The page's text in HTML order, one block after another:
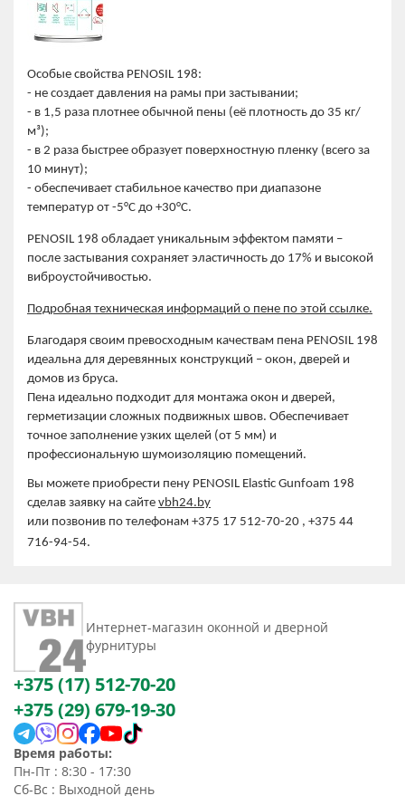
Особые свойства PENOSIL 198:
- не создает давления на рамы при застывании;
- в 1,5 раза плотнее обычной пены (её плотность до 35 кг/
м³);
- в 2 раза быстрее образует поверхностную пленку (всего за
10 минут);
- обеспечивает стабильное качество при диапазоне
температур от -5°C до +30°C.
PENOSIL 198 обладает уникальным эффектом памяти –
после застывания сохраняет эластичность до 17% и высокой
виброустойчивостью.
Подробная техническая информаций о пене по этой ссылке.
Благодаря своим превосходным качествам пена PENOSIL 198
идеальна для деревянных конструкций – окон, дверей и
домов из бруса.
Пена идеально подходит для монтажа окон и дверей,
герметизации сложных подвижных швов. Обеспечивает
точное заполнение узких щелей (от 5 мм) и
профессиональную шумоизоляцию помещений.
Вы можете приобрести пену PENOSIL Elastic Gunfoam 198
сделав заявку на сайте vbh24.by
или позвонив по телефонам +375 17 512-70-20 , +375 44
716-94-54.
Интернет-магазин оконной и дверной
фурнитуры
+375 (17) 512-70-20
+375 (29) 679-19-30
Время работы:
Пн-Пт : 8:30 - 17:30
Сб-Вс : Выходной день